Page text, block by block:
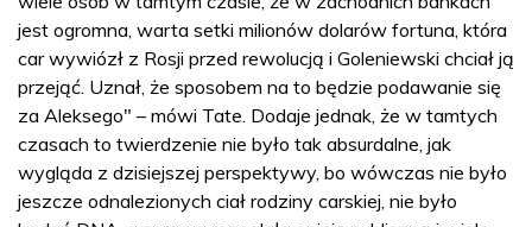
jest ogromna, warta setki milionów dolarów fortuna, która
car wywiózł z Rosji przed rewolucją i Goleniewski chciał ją
przejąć. Uznał, że sposobem na to będzie podawanie się
za Aleksego" – mówi Tate. Dodaje jednak, że w tamtych
czasach to twierdzenie nie było tak absurdalne, jak
wygląda z dzisiejszej perspektywy, bo wówczas nie było
jeszcze odnalezionych ciał rodziny carskiej, nie było